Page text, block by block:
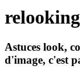
relooking
Astuces look,
d'image, c'est